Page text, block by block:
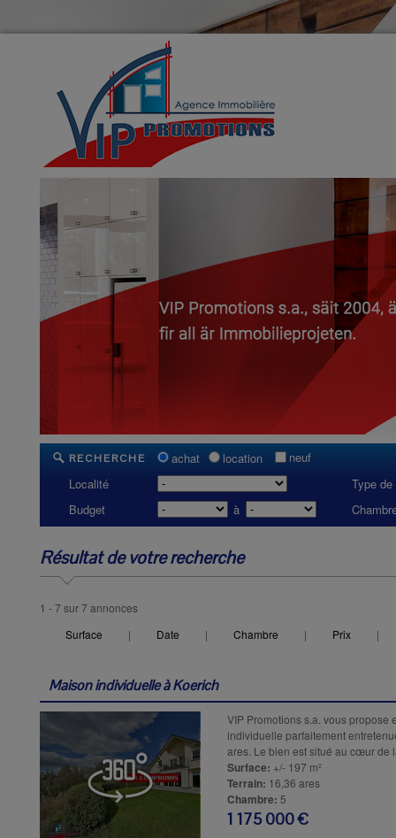
RECHERCHE achat location
neuf
Localité
Type de
Budget
à
Résultat de votre recherche
1 - 7 sur 7 annonces
Surface
| Date | Chambre | Prix |
Maison individuelle àKoerich
VIP Promotions s.a. vous propose
individuelle parfaitement
ares. Le bien est situé au cœur de
Surface: +/- 197 m²
Terrain: 16,36 ares
Chambre: 5
1 175 000 €